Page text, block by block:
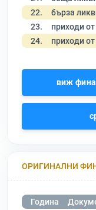
22. бърза
23. приходи
24. приходи
виж
ОРИГИНАЛНИ
Година